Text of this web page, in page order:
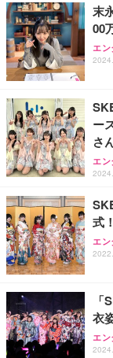
務
ッ
ス
【
グ
ア
ュ
末
00
エン
ー
さ
エン
式！
エン
衣
エン